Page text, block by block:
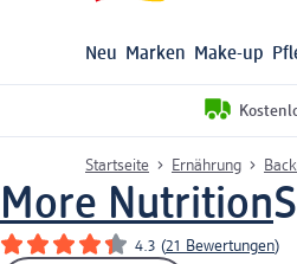
Neu Marken Make-up
Startseite Ernährung
More Nutrition
4.3 (21 Bewertungen)